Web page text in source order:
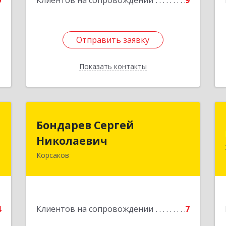
Отправить заявку
Показать контакты
Отправить заявку
Назад
Бондарев Сергей
Николаевич
Корсаков
Клиентов на сопровождении 7
Бондарев Сергей
Николаевич